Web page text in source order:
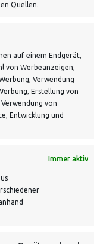
Quellen.
auf einem Endgerät,
von Werbeanzeigen,
Verwendung
Erstellung von
von
Entwicklung und
Immer aktiv